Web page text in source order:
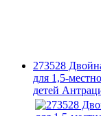
273528
для 1,5-
детей